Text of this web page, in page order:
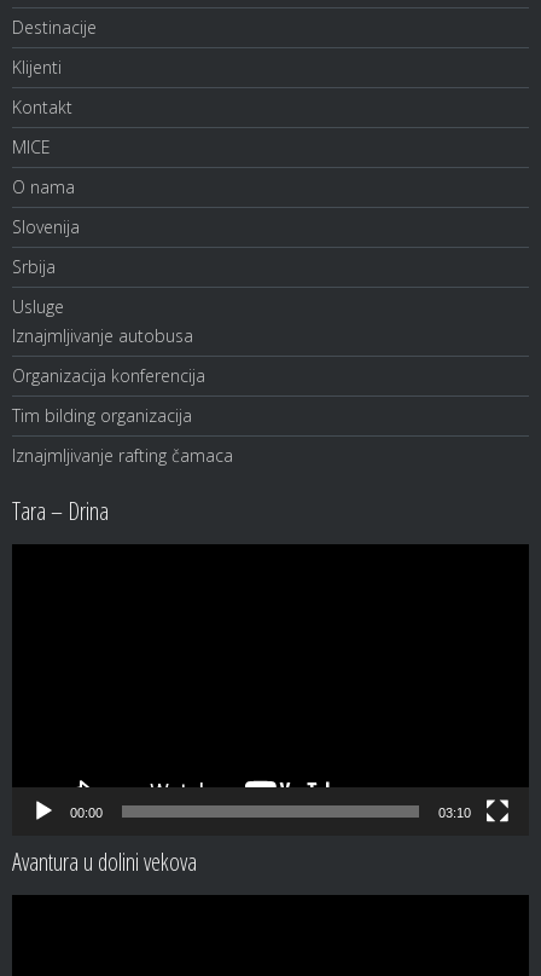
Destinacije
Klijenti
Kontakt
MICE
O nama
Slovenija
Srbija
Usluge
Iznajmljivanje autobusa
Organizacija konferencija
Tim bilding organizacija
Iznajmljivanje rafting čamaca
Tara – Drina
00:00 03:10
Avantura u dolini vekova